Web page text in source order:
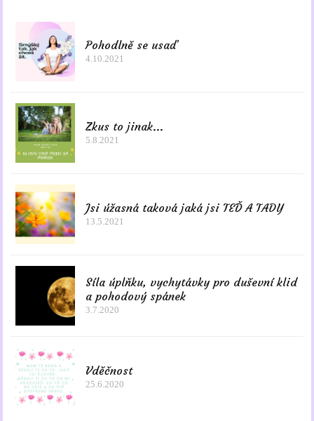
Pohodlně se usaď
4.10.2021
Zkus to jinak...
5.8.2021
Jsi úžasná taková jaká jsi TEĎ A TADY
13.5.2021
Síla úplňku, vychytávky pro duševní klid
a pohodový spánek
3.7.2020
Vděčnost
25.6.2020